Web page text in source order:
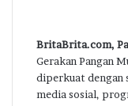
BritaBrita.com,
Gerakan Pangan
diperkuat dengan
media sosial,